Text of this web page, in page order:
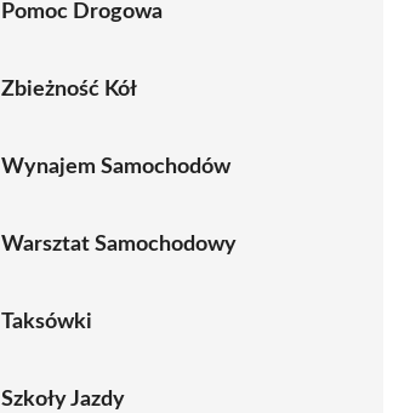
Pomoc Drogowa
Zbieżność Kół
Wynajem Samochodów
Warsztat Samochodowy
Taksówki
Szkoły Jazdy